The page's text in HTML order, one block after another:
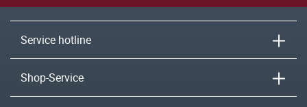
Service hotline
Shop-Service